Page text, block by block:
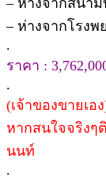
– ห่างจากโรงพ
.
ราคา :
.
(เจ้าของขายเอ
หากสนใจจริงๆ
นนท์
.